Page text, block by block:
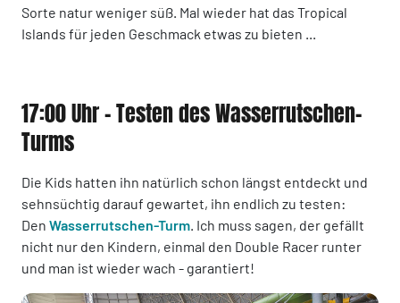
Sorte natur weniger süß. Mal wieder hat das Tropical
Islands für jeden Geschmack etwas zu bieten ...
17:00 Uhr - Testen des Wasserrutschen-
Turms
Die Kids hatten ihn natürlich schon längst entdeckt und
sehnsüchtig darauf gewartet, ihn endlich zu testen:
Den Wasserrutschen-Turm . Ich muss sagen, der gefällt
nicht nur den Kindern, einmal den Double Racer runter
und man ist wieder wach - garantiert!